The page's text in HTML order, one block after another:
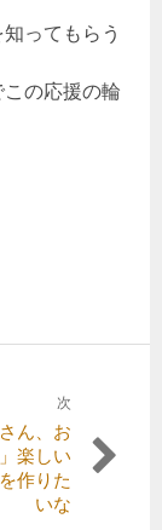
ってもらう
の応援の輪
次
ん、お
楽しい
作りた
いな